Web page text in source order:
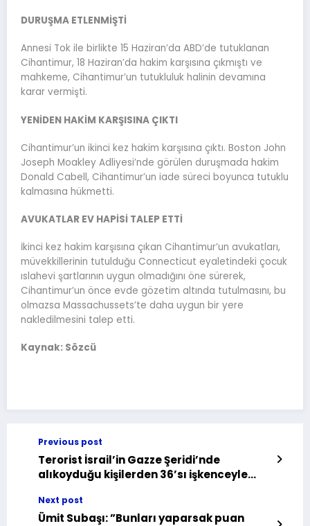
DURUŞMA ETLENMİŞTİ
Annesi Tok ile birlikte 15 Haziran’da ABD’de tutuklanan
Cihantimur, 18 Haziran’da hakim karşısına çıkmıştı ve
mahkeme, Cihantimur’un tutukluluk halinin devamına
karar vermişti.
YENİDEN HAKİM KARŞISINA ÇIKTI
Cihantimur’un ikinci kez hakim karşısına çıktı. Boston John
Joseph Moakley Adliyesi’nde görülen duruşmada hakim
Donald Cabell, Cihantimur’un iade süreci boyunca tutuklu
kalmasına hükmetti.
AVUKATLAR EV HAPİSİ TALEP ETTİ
İkinci kez hakim karşısına çıkan Cihantimur’un avukatları,
müvekkillerinin tutulduğu Connecticut eyaletindeki çocuk
ıslahevi şartlarının uygun olmadığını öne sürerek,
Cihantimur’un önce evde gözetim altında tutulmasını, bu
olmazsa Massachussets’te daha uygun bir yere
nakledilmesini talep etti.
Kaynak: Sözcü
Previous post
Terorist İsrail’in Gazze Şeridi’nde
alıkoyduğu kişilerden 36’sı işkenceyle
Next post
Ümit Subaşı: ”Bunları yaparsak puan